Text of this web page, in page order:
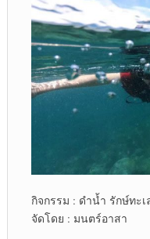
กิจกรรม : ดำน้ำ รักษ์ทะ
จัดโดย : มนตร์อาสา